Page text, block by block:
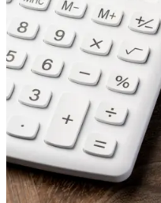
実習関連
資格・関
通学費
一人暮ら
精神保健福祉士専門
奨学金制度
教育訓練
特待生制
働きなが
精神保健福祉士専門